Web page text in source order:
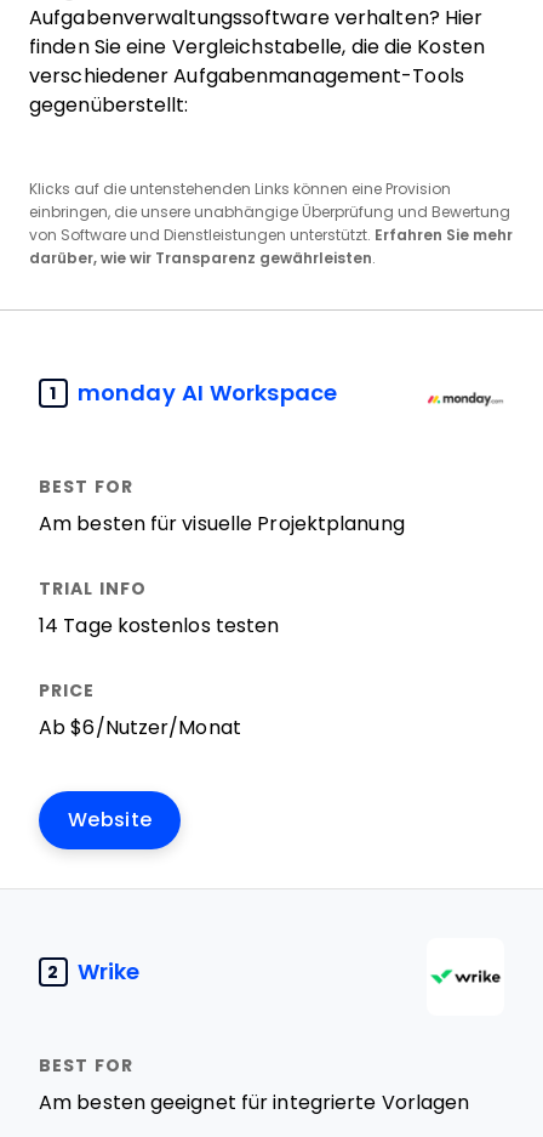
Aufgabenverwaltungssoftware verhalten? Hier
finden Sie eine Vergleichstabelle, die die Kosten
verschiedener Aufgabenmanagement-Tools
gegenüberstellt:
Klicks auf die untenstehenden Links können eine Provision
einbringen, die unsere unabhängige Überprüfung und Bewertung
von Software und Dienstleistungen unterstützt. Erfahren Sie mehr
darüber, wie wir Transparenz gewährleisten.
1 monday AI Workspace
Am besten für visuelle Projektplanung
14 Tage kostenlos testen
Ab $6/Nutzer/Monat
Website
2 Wrike
Am besten geeignet für integrierte Vorlagen